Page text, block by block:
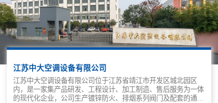
江苏中大空调设备有限公司
江苏中大空调设备有限公司位于江苏省靖江市开发区城北园区
内，是一家集产品研发、工程设计、加工制造、售后服务为一体
的现代化企业，公司生产镀锌防火、排烟系列阀门及配套的通风